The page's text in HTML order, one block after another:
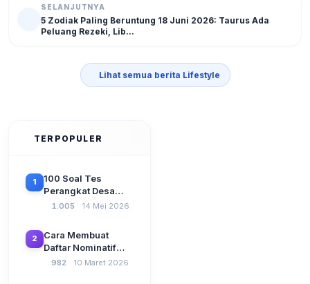
SELANJUTNYA
5 Zodiak Paling Beruntung 18 Juni 2026: Taurus Ada
Peluang Rezeki, Lib...
Lihat semua berita Lifestyle
TERPOPULER
1
100 Soal Tes
Perangkat Desa
Terbaru 2026
CAT Berbasis UU
Desa No. 3 Tahun
2024
1.005 14 Mei 2026
2
Cara Membuat
Daftar Nominatif
Siltap di Aplikasi
982 10 Maret 2026